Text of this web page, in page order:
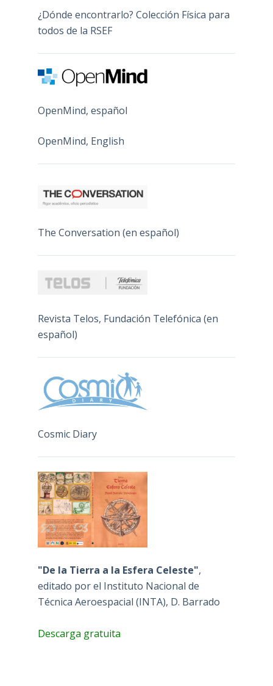
¿Dónde encontrarlo? Colección Física para
todos de la RSEF
OpenMind, español
OpenMind, English
The Conversation (en español)
Revista Telos, Fundación Telefónica (en
español)
Cosmic Diary
"De la Tierra a la Esfera Celeste",
editado por el Instituto Nacional de
Técnica Aeroespacial (INTA), D. Barrado
Descarga gratuita